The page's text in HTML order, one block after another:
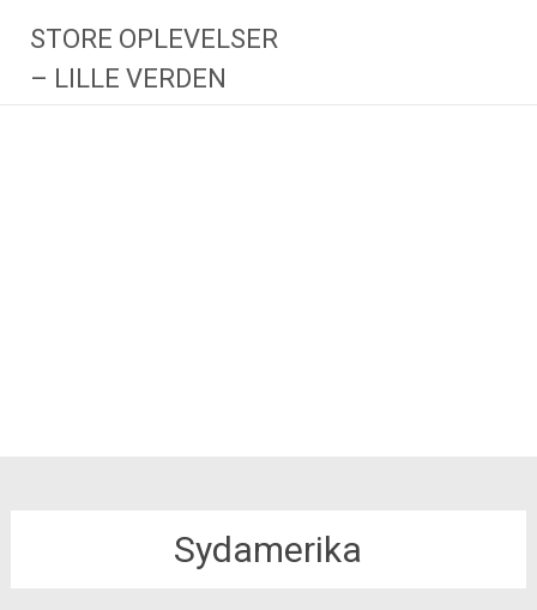
indhold
STORE OPLEVELSER
– LILLE VERDEN
Sydamerika